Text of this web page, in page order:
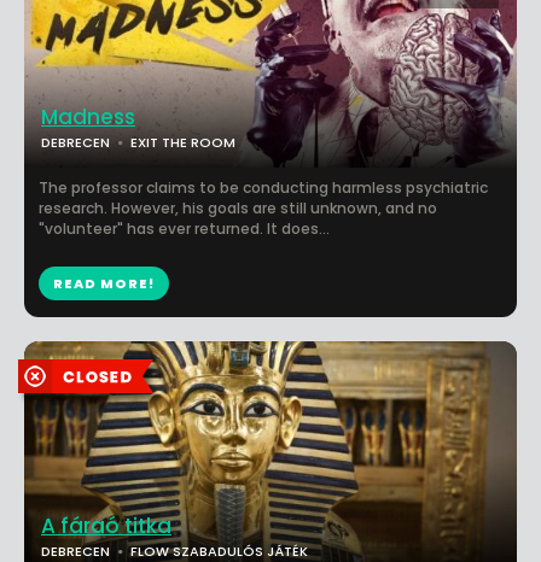
Madness
DEBRECEN EXIT THE ROOM
The professor claims to be conducting harmless psychiatric
research. However, his goals are still unknown, and no
"volunteer" has ever returned. It does...
READ MORE!
A fáraó titka
DEBRECEN FLOW SZABADULÓS JÁTÉK